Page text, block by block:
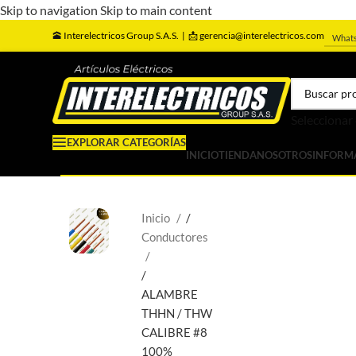
Skip to navigation Skip to main content
🕋 Interelectricos Group S.A.S. | 📩 gerencia@interelectricos.com
EXPLORAR CATEGORÍAS
INICIOTIENDANOSOTROS
Inicio
/
Conductores
/
ALAMBRE
THHN / THW
CALIBRE #8
100%